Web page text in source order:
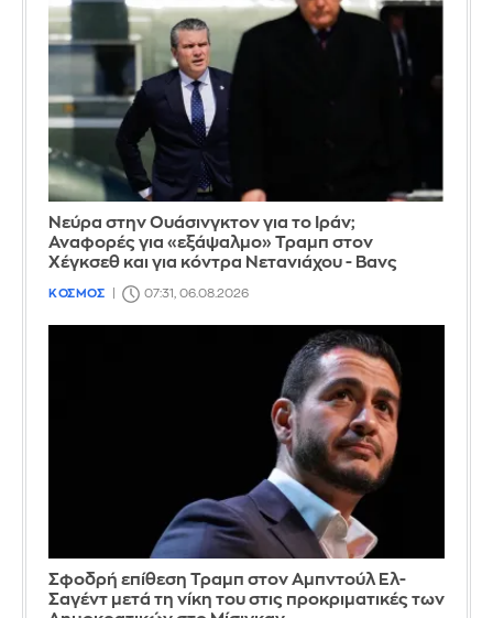
Νεύρα στην Ουάσινγκτον για το Ιράν;
Αναφορές για «εξάψαλμο» Τραμπ στον
Χέγκσεθ και για κόντρα Νετανιάχου - Βανς
ΚΟΣΜΟΣ 07:31, 06.08.2026
Σφοδρή επίθεση Τραμπ στον Αμπντούλ Ελ-
Σαγέντ μετά τη νίκη του στις προκριματικές των